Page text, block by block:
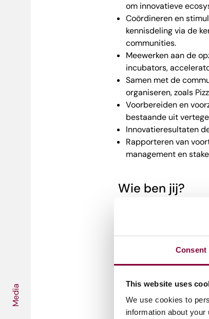
Consent
This website uses
We use cookies to
information about
Media
om innovatieve
Coördineren en
kennisdeling via de
communities.
Meewerken aan de
incubators,
Samen met de
organiseren, zoals
Voorbereiden en
bestaande uit
Innovatieresultaten
Rapporteren van
management en
Wie ben jij?
Je hebt minimaal vijf
creatieve sector.
nodig.
verbinden.
Je bent initiatiefrijk
risico’s goed in te